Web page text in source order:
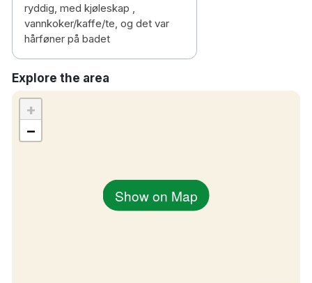
ryddig, med kjøleskap ,
vannkoker/kaffe/te, og det var
hårføner på badet
Explore the area
Show on Map
+
−